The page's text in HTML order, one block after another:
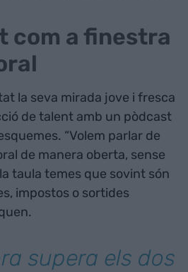
com a finestra
la seva mirada jove i fresca
de talent amb un pòdcast
“Volem parlar de
de manera oberta, sense
taula temes que sovint són
impostos o sortides
supera els dos